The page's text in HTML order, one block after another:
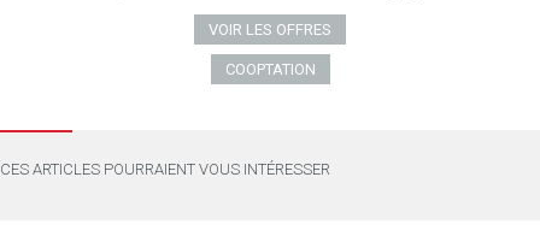
VOIR LES OFFRES
COOPTATION
CES ARTICLES POURRAIENT VOUS INTÉRESSER